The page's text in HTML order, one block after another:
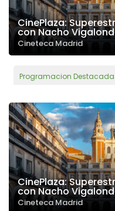
CinePlaza:
con Nacho
Cineteca Madrid
Programacion
CinePlaza:
con Nacho
Cineteca Madrid